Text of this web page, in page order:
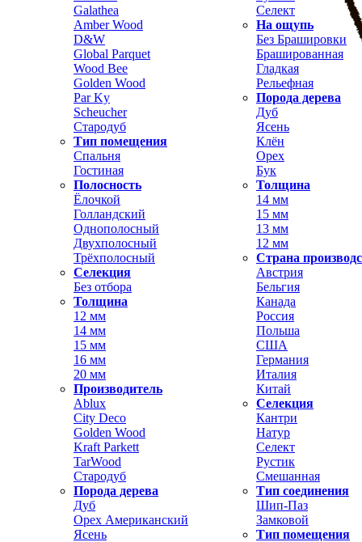
Galathea
Amber Wood
D&W
Global Parquet
Wood Bee
Golden Wood
Par Ky
Scheucher
Стародуб
Тип помещения
Спальня
Гостиная
Полосность
Ёлочкой
Голландский
Однополосный
Двухполосный
Трёхполосный
Селекция
Без отбора
Селект
На ощупь
Без Брашировки
Брашированная
Гладкая
Рельефная
Порода дерева
Дуб
Ясень
Клён
Орех
Бук
Толщина
14 мм
15 мм
13 мм
12 мм
Страна
Австрия
Бельгия
Толщина
12 мм
14 мм
15 мм
16 мм
20 мм
Производитель
Ablux
City Deco
Golden Wood
Kraft Parkett
TarWood
Стародуб
Порода дерева
Дуб
Орех Американский
Ясень
Канада
Россия
Польша
США
Германия
Италия
Китай
Селекция
Кантри
Натур
Селект
Рустик
Смешанная
Тип соединения
Шип-Паз
Замковой
Тип помещения